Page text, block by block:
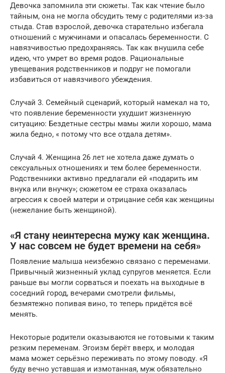
Девочка запомнила эти сюжеты. Так как чтение было
тайным, она не могла обсудить тему с родителями из-за
стыда. Став взрослой, девочка старательно избегала
отношений с мужчинами и опасалась беременности. С
навязчивостью предохраняясь. Так как внушила себе
идею, что умрет во время родов. Рациональные
увещевания родственников и подруг не помогали
избавиться от навязчивого убеждения.
Случай 3. Семейный сценарий, который намекал на то,
что появление беременности ухудшит жизненную
ситуацию: Бездетные сестры мамы жили хорошо, мама
жила бедно, « потому что все отдала детям».
Случай 4. Женщина 26 лет не хотела даже думать о
сексуальных отношениях и тем более беременности.
Родственники активно предлагали ей «подарить им
внука или внучку»; сюжетом ее страха оказалась
агрессия к своей матери и отрицание себя как женщины
(нежелание быть женщиной).
«Я стану неинтересна мужу как женщина.
У нас совсем не будет времени на себя»
Появление малыша неизбежно связано с переменами.
Привычный жизненный уклад супругов меняется. Если
раньше вы могли сорваться и поехать на выходные в
соседний город, вечерами смотрели фильмы,
безмятежно попивая вино, то теперь придётся всё
менять.
Некоторые родители оказываются не готовыми к таким
резким переменам. Эгоизм берёт вверх, и молодая
мама может серьёзно переживать по этому поводу. «Я
буду вечно уставшая и измотанная, муж обязательно